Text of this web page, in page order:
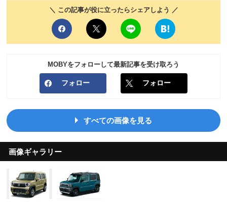
＼ この記事が役に立ったらシェアしよう ／
MOBYをフォローして最新記事を受け取ろう
フォロー フォロー
すべての画像を見る
画像ギャラリー